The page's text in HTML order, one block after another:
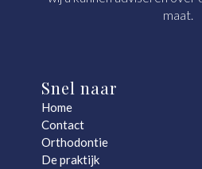
maat.
Snel naar
Home
Contact
Orthodontie
De praktijk